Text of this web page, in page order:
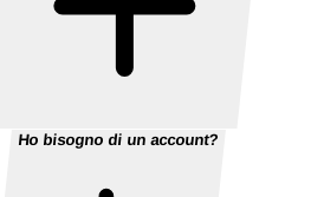
Ho bisogno di un account?